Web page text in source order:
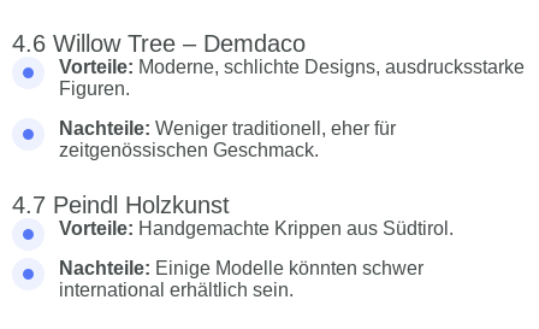
Willow Tree – Demdaco
Vorteile: Moderne, schlichte Designs, ausdrucksstarke
Figuren.
Nachteile: Weniger traditionell, eher für
zeitgenössischen Geschmack.
Peindl Holzkunst
Vorteile: Handgemachte Krippen aus Südtirol.
Nachteile: Einige Modelle könnten schwer
international erhältlich sein.